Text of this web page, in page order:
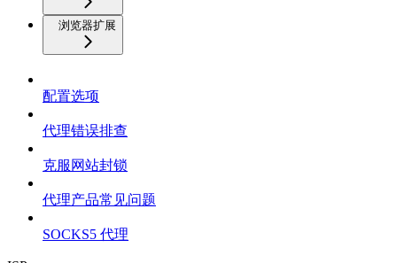
浏览器扩展
配置选项
代理错误排查
克服网站封锁
代理产品常见问题
SOCKS5 代理